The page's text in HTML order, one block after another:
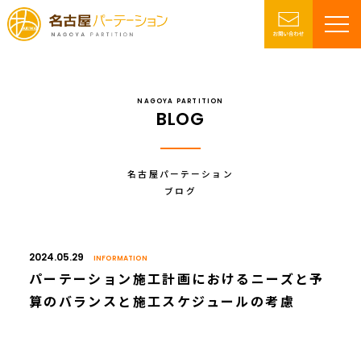
NAGOYA PARTITION
BLOG
名古屋パーテーション
ブログ
2024.05.29 INFORMATION
パーテーション施工計画におけるニーズと予
算のバランスと施工スケジュールの考慮